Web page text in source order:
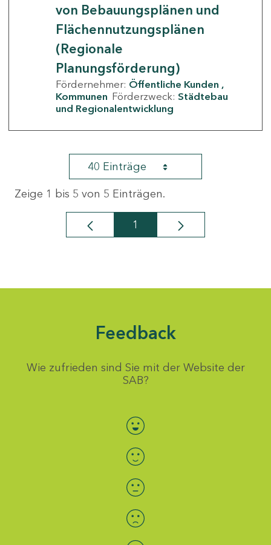
von Bebauungsplänen und
Flächennutzungsplänen
(Regionale
Planungsförderung)
Fördernehmer: Öffentliche Kunden
Kommunen Förderzweck: Städtebau
und Regionalentwicklung
40 Einträge
Zeige 1 bis 5 von 5 Einträgen.
Seite
1
Feedback
Wie zufrieden sind Sie mit der Website der
SAB?
Bewertung auswählen